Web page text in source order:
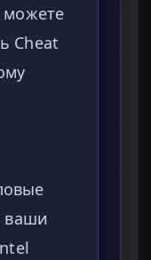
можете
Cheat
ваши